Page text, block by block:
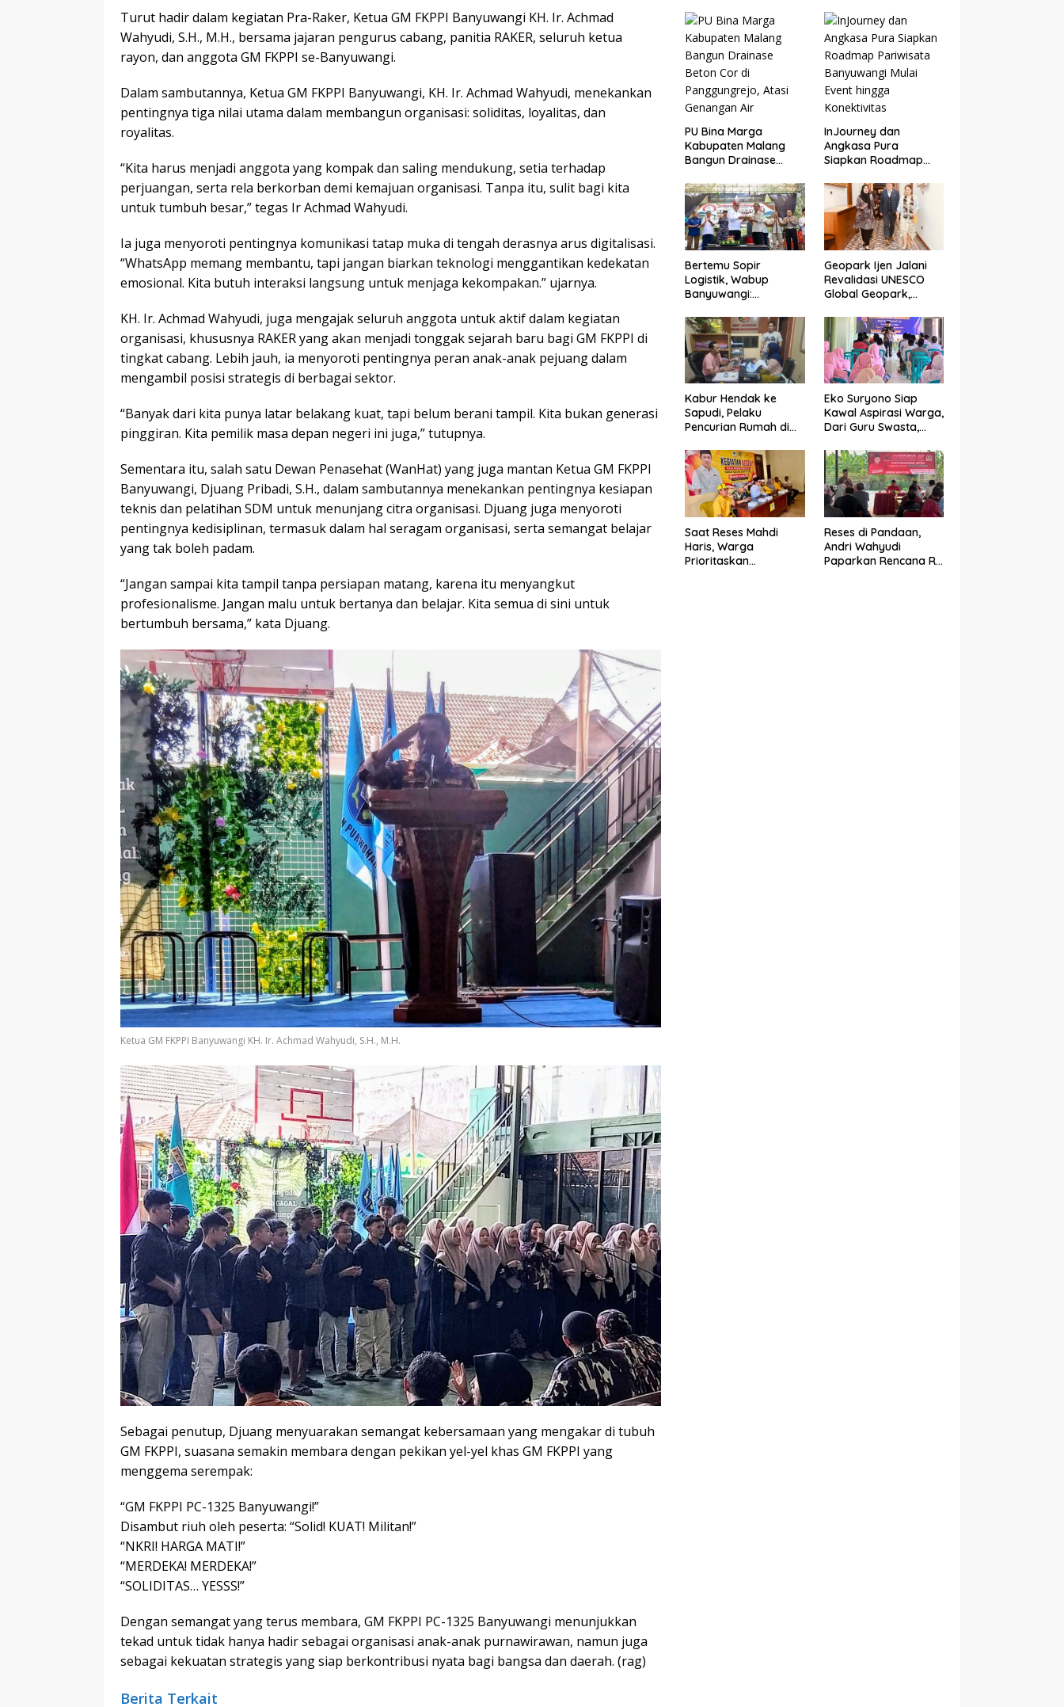
Turut hadir dalam kegiatan Pra-Raker, Ketua GM FKPPI Banyuwangi KH. Ir. Achmad
Wahyudi, S.H., M.H., bersama jajaran pengurus cabang, panitia RAKER, seluruh ketua
rayon, dan anggota GM FKPPI se-Banyuwangi.
Dalam sambutannya, Ketua GM FKPPI Banyuwangi, KH. Ir. Achmad Wahyudi, menekankan
pentingnya tiga nilai utama dalam membangun organisasi: soliditas, loyalitas, dan
royalitas.
“Kita harus menjadi anggota yang kompak dan saling mendukung, setia terhadap
perjuangan, serta rela berkorban demi kemajuan organisasi. Tanpa itu, sulit bagi kita
untuk tumbuh besar,” tegas Ir Achmad Wahyudi.
Ia juga menyoroti pentingnya komunikasi tatap muka di tengah derasnya arus digitalisasi.
“WhatsApp memang membantu, tapi jangan biarkan teknologi menggantikan kedekatan
emosional. Kita butuh interaksi langsung untuk menjaga kekompakan.” ujarnya.
KH. Ir. Achmad Wahyudi, juga mengajak seluruh anggota untuk aktif dalam kegiatan
organisasi, khususnya RAKER yang akan menjadi tonggak sejarah baru bagi GM FKPPI di
tingkat cabang. Lebih jauh, ia menyoroti pentingnya peran anak-anak pejuang dalam
mengambil posisi strategis di berbagai sektor.
“Banyak dari kita punya latar belakang kuat, tapi belum berani tampil. Kita bukan generasi
pinggiran. Kita pemilik masa depan negeri ini juga,” tutupnya.
Sementara itu, salah satu Dewan Penasehat (WanHat) yang juga mantan Ketua GM FKPPI
Banyuwangi, Djuang Pribadi, S.H., dalam sambutannya menekankan pentingnya kesiapan
teknis dan pelatihan SDM untuk menunjang citra organisasi. Djuang juga menyoroti
pentingnya kedisiplinan, termasuk dalam hal seragam organisasi, serta semangat belajar
yang tak boleh padam.
“Jangan sampai kita tampil tanpa persiapan matang, karena itu menyangkut
profesionalisme. Jangan malu untuk bertanya dan belajar. Kita semua di sini untuk
bertumbuh bersama,” kata Djuang.
Ketua GM FKPPI Banyuwangi KH. Ir. Achmad Wahyudi, S.H., M.H.
Sebagai penutup, Djuang menyuarakan semangat kebersamaan yang mengakar di tubuh
GM FKPPI, suasana semakin membara dengan pekikan yel-yel khas GM FKPPI yang
menggema serempak:
“GM FKPPI PC-1325 Banyuwangi!”
Disambut riuh oleh peserta: “Solid! KUAT! Militan!”
“NKRI! HARGA MATI!”
“MERDEKA! MERDEKA!”
“SOLIDITAS… YESSS!”
Dengan semangat yang terus membara, GM FKPPI PC-1325 Banyuwangi menunjukkan
tekad untuk tidak hanya hadir sebagai organisasi anak-anak purnawirawan, namun juga
sebagai kekuatan strategis yang siap berkontribusi nyata bagi bangsa dan daerah. (rag)
Berita Terkait
Capai 87 Persen
DAN PELEPASAN TUKIK
DI BIBIR PANTAI SELAT
BALI
PU Bina Marga
Kabupaten Malang
Bangun Drainase
Panggungrejo, Atasi
Genangan Air
InJourney dan
Angkasa Pura
Siapkan Roadmap
Banyuwangi Mulai
Event hingga
Konektivitas
Bertemu Sopir
Logistik, Wabup
Banyuwangi:
Ekonomi Indonesia
Geopark Ijen Jalani
Revalidasi UNESCO
Global Geopark,
Tunjukkan Komitmen
Jaga Warisan Dunia
Kabur Hendak ke
Sapudi, Pelaku
Pencurian Rumah di
Ditangkap di
Pelabuhan Jangkar
Eko Suryono Siap
Kawal Aspirasi Warga,
Dari Guru Swasta,
Infrastruktur Jalan
Saat Reses Mahdi
Haris, Warga
Prioritaskan
Reses di Pandaan,
Andri Wahyudi
Paparkan Rencana RS